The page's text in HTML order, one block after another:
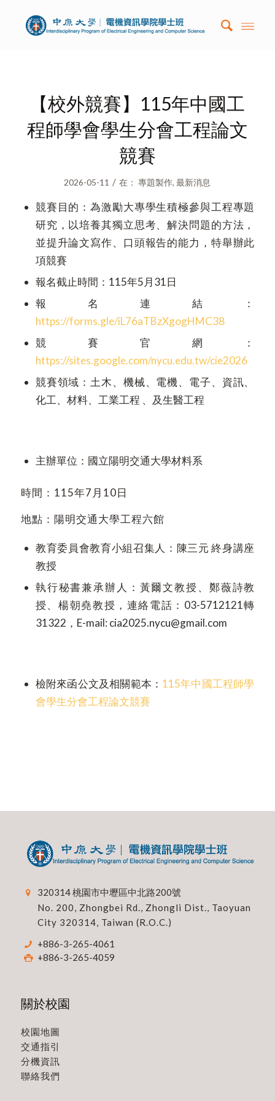
【校外競賽】115年中國工
程師學會學生分會工程論文
競賽
2026-05-11 / 在：專題製作,最新消息
競賽目的：為激勵大專學生積極參與工程專題
研究，以培養其獨立思考、解決問題的方法，
並提升論文寫作、口頭報告的能力，特舉辦此
項競賽
報名截止時間：115年5月31日
報名連結：
https://forms.gle/iL76aTBzXgogHMC38
競賽官網：
https://sites.google.com/nycu.edu.tw/cie2026
競賽領域：土木、機械、電機、電子、資訊、
化工、材料、工業工程 、及生醫工程
主辦單位：國立陽明交通大學材料系
時間：115年7月10日
地點：陽明交通大學工程六館
教育委員會教育小組召集人： 陳三元 終身講座
教授
執行秘書兼承辦人：黃爾文教授、鄭薇詩教
授、楊朝堯教授，連絡電話：03-5712121轉
31322，E-mail:cia2025.nycu@gmail.com
檢附來函公文及相關範本： 115年中國工程師學
會學生分會工程論文競賽
320314 桃園市中壢區中北路200號
No. 200, Zhongbei Rd., Zhongli Dist., Taoyuan
City 320314, Taiwan (R.O.C.)
+886-3-265-4061
+886-3-265-4059
關於校園
校園地圖
交通指引
分機資訊
聯絡我們